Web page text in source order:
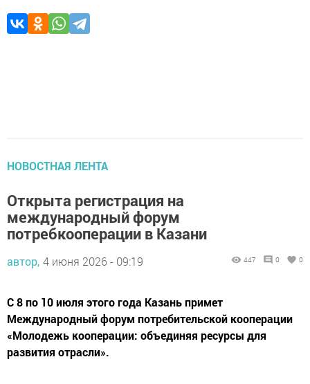
НОВОСТНАЯ ЛЕНТА
Открыта регистрация на
международный форум
потребкооперации в Казани
автор, 4 июня 2026 - 09:19 447 0 0
С 8 по 10 июля этого года Казань примет
Международный форум потребительской кооперации
«Молодежь кооперации: объединяя ресурсы для
развития отрасли».